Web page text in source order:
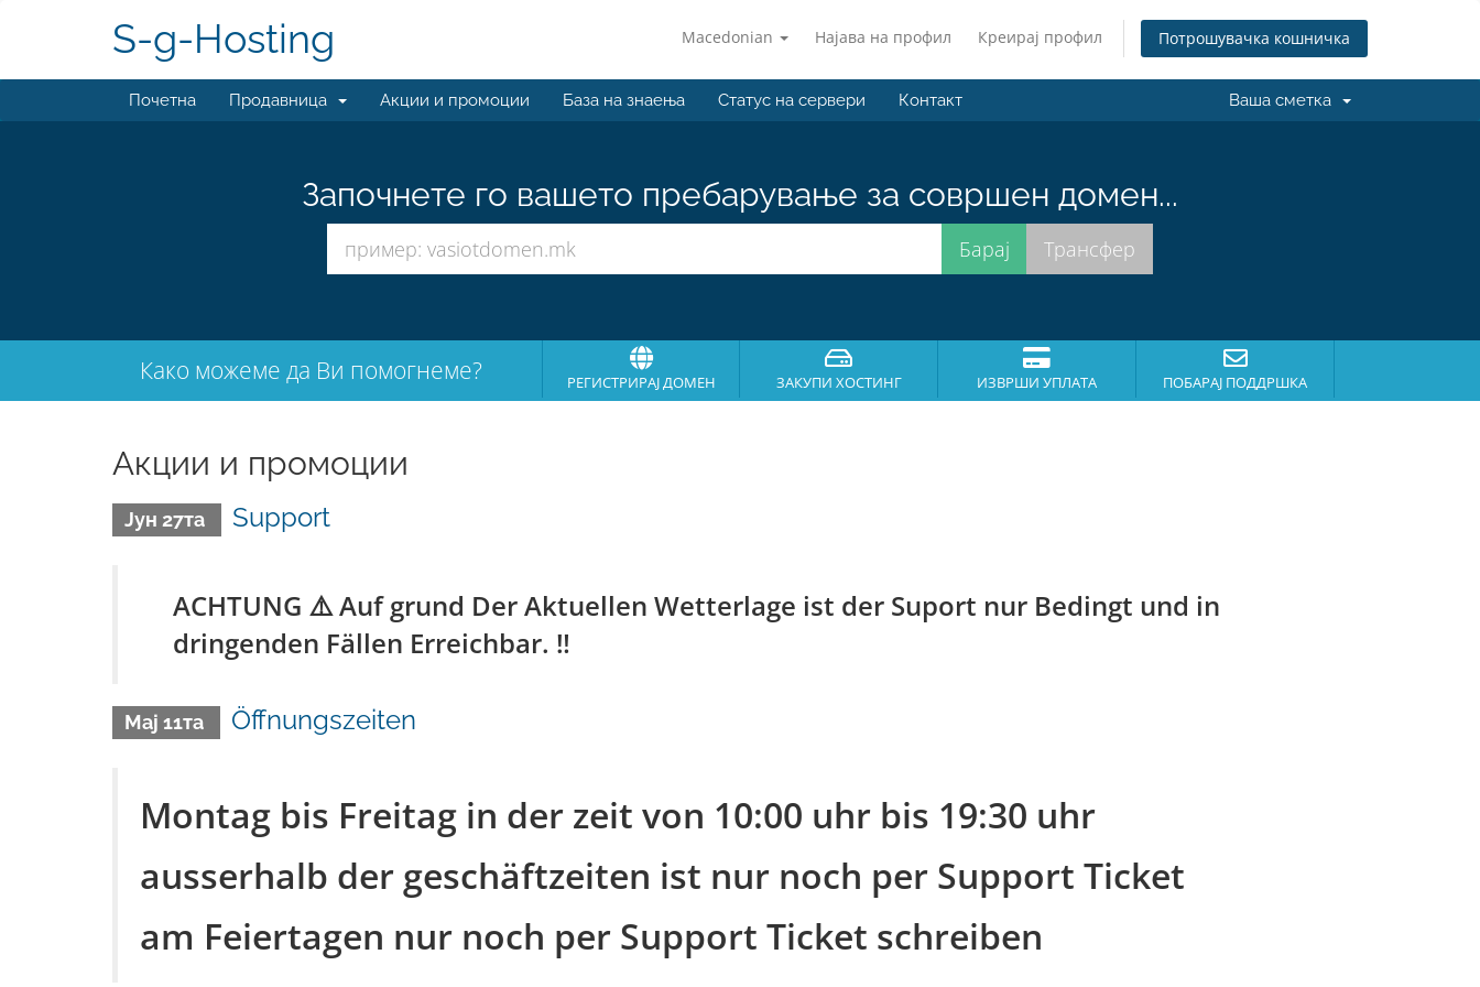
Macedonian Најава на профил Креирај профил Потрошувачка кошничка
S-g-Hosting
Почетна Продавница Акции и промоции База на знаења Статус на сервери Контакт Ваша сметка
Започнете го вашето пребарување за совршен домен...
Како можеме да Ви помогнеме? РЕГИСТРИРАЈ ДОМЕН ЗАКУПИ ХОСТИНГ ИЗВРШИ УПЛАТА ПОБАРАЈ ПОДДРШКА
Акции и промоции
Јун 27та Support
ACHTUNG ⚠️ Auf grund Der Aktuellen Wetterlage ist der Suport nur Bedingt und in
dringenden Fällen Erreichbar. ‼️
Мај 11та Öffnungszeiten
Montag bis Freitag in der zeit von 10:00 uhr bis 19:30 uhr
ausserhalb der geschäftzeiten ist nur noch per Support Ticket
am Feiertagen nur noch per Support Ticket schreiben